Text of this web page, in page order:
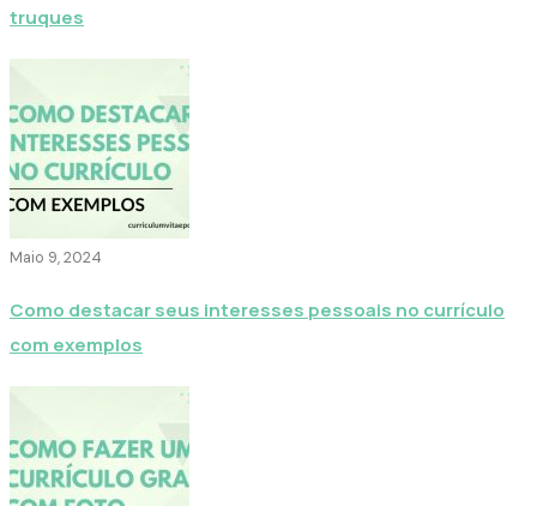
truques
Maio 9, 2024
Como destacar seus interesses pessoais no currículo
com exemplos